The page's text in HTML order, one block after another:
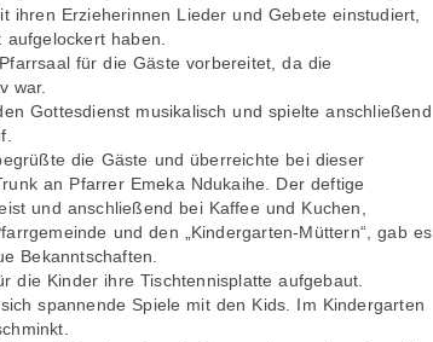
ihren Erzieherinnen Lieder und Gebete einstudiert,
haben.
für die Gäste vorbereitet, da die
war.
Gottesdienst musikalisch und spielte anschließend
die Gäste und überreichte bei dieser
an Pfarrer Emeka Ndukaihe. Der deftige
und anschließend bei Kaffee und Kuchen,
und den „Kindergarten-Müttern“, gab es
Bekanntschaften.
die Kinder ihre Tischtennisplatte aufgebaut.
spannende Spiele mit den Kids. Im Kindergarten